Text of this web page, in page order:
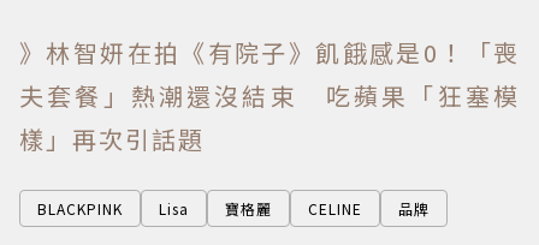
》林智妍在拍《有院子》飢餓感是0！「喪
夫套餐」熱潮還沒結束 吃蘋果「狂塞模
樣」再次引話題
BLACKPINK Lisa 寶格麗 CELINE 品牌